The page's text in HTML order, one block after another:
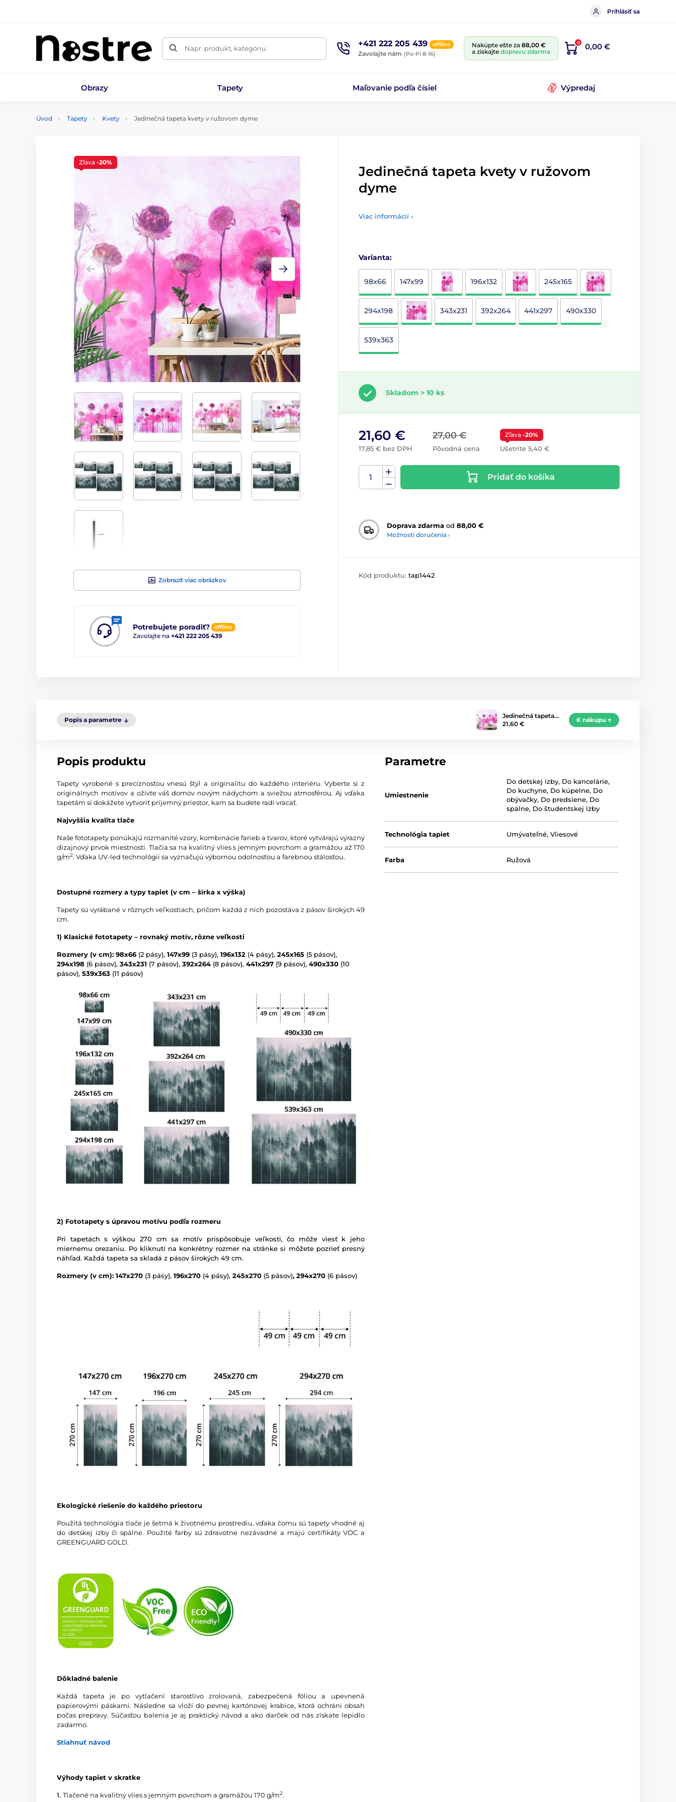
Prihlásiť sa
Napr. produkt, kategóriu +421 222 205 439 offline
Zavolajte nám (Po-Pi 8-16)
Nakúpte ešte za 88,00 €
a získajte dopravu zdarma
0 0,00 €
Obrazy Tapety Maľovanie podľa čísiel Výpredaj
Úvod Tapety Kvety Jedinečná tapeta kvety v ružovom dyme
Zobraziť viac obrázkov
Potrebujete poradiť? offline
Zavolajte na +421 222 205 439
Zľava -20%
Jedinečná tapeta kvety v ružovom
dyme
Viac informácií ›
Varianta:
98x66 147x99 196x132 245x165
294x198 343x231 392x264 441x297 490x330
539x363
Skladom > 10 ks
27,00 €
Pôvodná cena
21,60 €
17,85 € bez DPH
Zľava -20%
Ušetríte 5,40 €
Pridať do košíka
Doprava zdarma od 88,00 €
Možnosti doručenia ›
Kód produktu: tap1442
Popis a parametre
Jedinečná tapeta…
21,60 €
K nákupu
Popis produktu
Tapety vyrobené s precíznosťou vnesú štýl a originalitu do každého interiéru. Vyberte si z
originálnych motívov a oživte váš domov novým nádychom a sviežou atmosférou. Aj vďaka
tapetám si dokážete vytvoriť príjemný priestor, kam sa budete radi vracať.
Najvyššia kvalita tlače
Naše fototapety ponúkajú rozmanité vzory, kombinácie farieb a tvarov, ktoré vytvárajú výrazný
dizajnový prvok miestnosti. Tlačia sa na kvalitný vlies s jemným povrchom a gramážou až 170
g/m2. Vďaka UV-led technológii sa vyznačujú výbornou odolnosťou a farebnou stálosťou.
Dostupné rozmery a typy tapiet (v cm – šírka x výška)
Tapety sú vyrábané v rôznych veľkostiach, pričom každá z nich pozostáva z pásov širokých 49
cm.
1) Klasické fototapety – rovnaký motív, rôzne veľkosti
Rozmery (v cm): 98x66 (2 pásy), 147x99 (3 pásy), 196x132 (4 pásy), 245x165 (5 pásov),
294x198 (6 pásov), 343x231 (7 pásov), 392x264 (8 pásov), 441x297 (9 pásov), 490x330 (10
pásov), 539x363 (11 pásov)
2) Fototapety s úpravou motívu podľa rozmeru
Pri tapetách s výškou 270 cm sa motív prispôsobuje veľkosti, čo môže viesť k jeho
miernemu orezaniu. Po kliknutí na konkrétny rozmer na stránke si môžete pozrieť presný
náhľad. Každá tapeta sa skladá z pásov širokých 49 cm.
Rozmery (v cm): 147x270 (3 pásy), 196x270 (4 pásy), 245x270 (5 pásov), 294x270 (6 pásov)
Ekologické riešenie do každého priestoru
Použitá technológia tlače je šetrná k životnému prostrediu, vďaka čomu sú tapety vhodné aj
do detskej izby či spálne. Použité farby sú zdravotne nezávadné a majú certifikáty VOC a
GREENGUARD GOLD.
Dôkladné balenie
Každá tapeta je po vytlačení starostlivo zrolovaná, zabezpečená fóliou a upevnená
papierovými páskami. Následne sa vloží do pevnej kartónovej krabice, ktorá ochráni obsah
počas prepravy. Súčasťou balenia je aj praktický návod a ako darček od nás získate lepidlo
zadarmo.
Stiahnuť návod
Výhody tapiet v skratke
1. Tlačené na kvalitný vlies s jemným povrchom a gramážou 170 g/m2.
Parametre
Umiestnenie
Do detskej izby, Do kancelárie,
Do kuchyne, Do kúpelne, Do
obývačky, Do predsiene, Do
spálne, Do študentskej izby
Technológia tapiet Umývateľné,Vliesové
Farba Ružová